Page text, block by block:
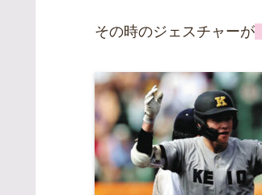
その時のジェスチャーが